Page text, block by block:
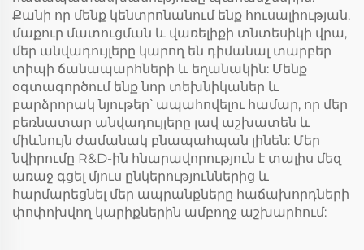
Քանի որ մենք կենտրոնանում ենք հուսալիության,
մաքուր մատուցման և վառելիքի տնտեսիկի վրա,
մեր անվադույլերը կարող են դիմանալ տարբեր
տիպի ճանապարհների և եղանակին: Մենք
օգտագործում ենք նոր տեխնիկաներ և
բարձրորակ նյութեր՝ ապահովելու համար, որ մեր
բեռնատար անվադույլերը լավ աշխատեն և
միևնույն ժամանակ բնապահպան լինեն: Մեր
նվիրումը R&D-ին հնարավորություն է տալիս մեզ
առաջ գցել մյուս ընկերություններից և
հարմարեցնել մեր ապրանքները հաճախորդների
փոփոխվող կարիքներին ամբողջ աշխարհում: